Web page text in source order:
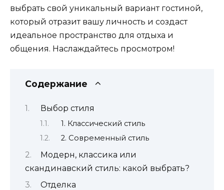
выбрать свой уникальный вариант гостиной,
который отразит вашу личность и создаст
идеальное пространство для отдыха и
общения. Наслаждайтесь просмотром!
Содержание
Выбор стиля
1. Классический стиль
2. Современный стиль
Модерн, классика или
скандинавский стиль: какой выбрать?
Отделка